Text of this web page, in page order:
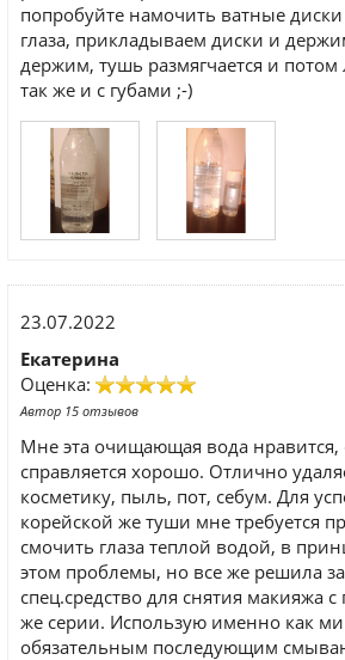
попробуйте намочить ватные
глаза, прикладываем диски и
держим, тушь размягчается и потом
так же и с губами ;-)
23.07.2022
Екатерина
Оценка:
Автор 15 отзывов
Мне эта очищающая вода нравится,
справляется хорошо. Отлично
косметику, пыль, пот, себум. Для
корейской же туши мне требуется
смочить глаза теплой водой, в
этом проблемы, но все же решила
спец.средство для снятия макияжа с
же серии. Использую именно как
обязательным последующим